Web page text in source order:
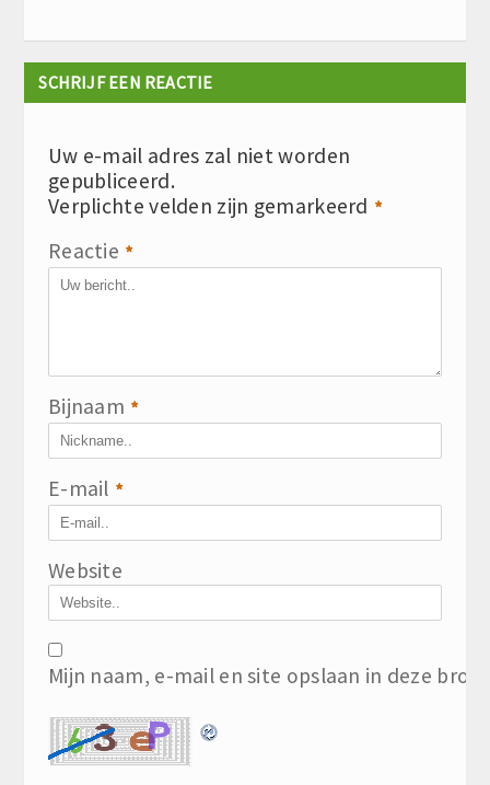
SCHRIJF EEN REACTIE
Uw e-mail adres zal niet worden
gepubliceerd.
Verplichte velden zijn gemarkeerd *
Reactie *
Bijnaam *
E-mail *
Website
Mijn naam, e-mail en site opslaan in deze